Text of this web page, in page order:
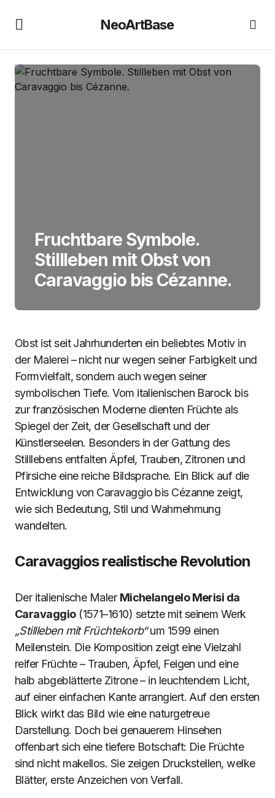
NeoArtBase
Fruchtbare Symbole.
Stillleben mit Obst von
Caravaggio bis Cézanne.
Obst ist seit Jahrhunderten ein beliebtes Motiv in
der Malerei – nicht nur wegen seiner Farbigkeit und
Formvielfalt, sondern auch wegen seiner
symbolischen Tiefe. Vom italienischen Barock bis
zur französischen Moderne dienten Früchte als
Spiegel der Zeit, der Gesellschaft und der
Künstlerseelen. Besonders in der Gattung des
Stilllebens entfalten Äpfel, Trauben, Zitronen und
Pfirsiche eine reiche Bildsprache. Ein Blick auf die
Entwicklung von Caravaggio bis Cézanne zeigt,
wie sich Bedeutung, Stil und Wahrnehmung
wandelten.
Caravaggios realistische Revolution
Der italienische Maler Michelangelo Merisi da
Caravaggio(1571–1610) setzte mit seinem Werk
„Stillleben mit Früchtekorb“um 1599 einen
Meilenstein. Die Komposition zeigt eine Vielzahl
reifer Früchte – Trauben, Äpfel, Feigen und eine
halb abgeblätterte Zitrone – in leuchtendem Licht,
auf einer einfachen Kante arrangiert. Auf den ersten
Blick wirkt das Bild wie eine naturgetreue
Darstellung. Doch bei genauerem Hinsehen
offenbart sich eine tiefere Botschaft: Die Früchte
sind nicht makellos. Sie zeigen Druckstellen, welke
Blätter, erste Anzeichen von Verfall.